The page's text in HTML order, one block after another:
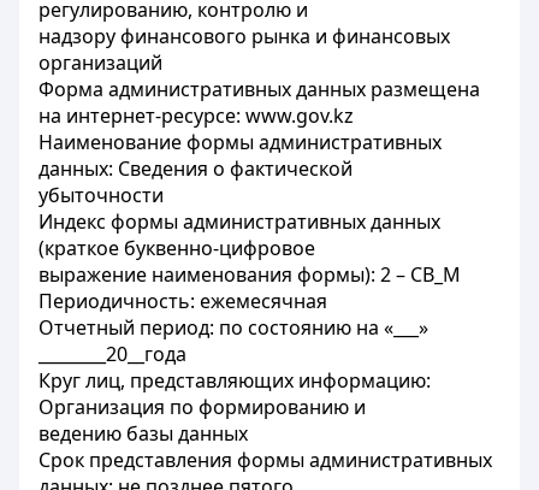
регулированию, контролю и
надзору финансового рынка и финансовых
организаций
Форма административных данных размещена
на интернет-ресурсе: www.gov.kz
Наименование формы административных
данных: Сведения о фактической
убыточности
Индекс формы административных данных
(краткое буквенно-цифровое
выражение наименования формы): 2 – CB_M
Периодичность: ежемесячная
Отчетный период: по состоянию на «___»
________20__года
Круг лиц, представляющих информацию:
Организация по формированию и
ведению базы данных
Срок представления формы административных